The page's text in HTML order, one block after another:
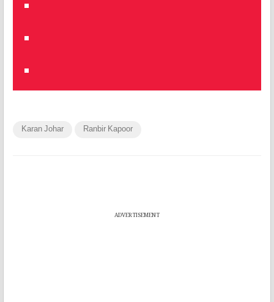
Karan Johar Ranbir Kapoor
ADVERTISEMENT